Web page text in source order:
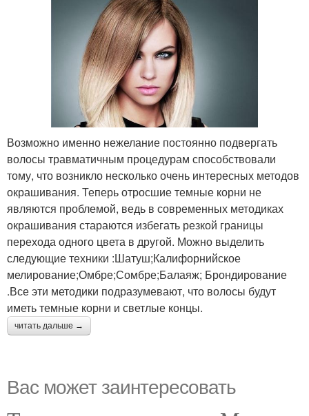
Возможно именно нежелание постоянно подвергать
волосы травматичным процедурам способствовали
тому, что возникло несколько очень интересных методов
окрашивания. Теперь отросшие темные корни не
являются проблемой, ведь в современных методиках
окрашивания стараются избегать резкой границы
перехода одного цвета в другой. Можно выделить
следующие техники :Шатуш;Калифорнийское
мелирование;Омбре;Сомбре;Балаяж; Брондирование
.Все эти методики подразумевают, что волосы будут
иметь темные корни и светлые концы.
читать дальше →
Вас может заинтересовать